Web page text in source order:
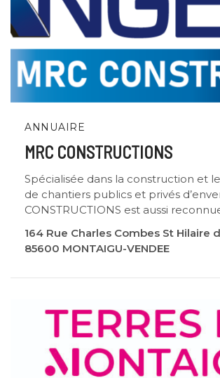
ANNUAIRE
MRC CONSTRUCTIONS
Spécialisée dans la construction et
de chantiers publics et privés
CONSTRUCTIONS est aussi
164 Rue Charles Combes St Hilaire
85600 MONTAIGU-VENDEE